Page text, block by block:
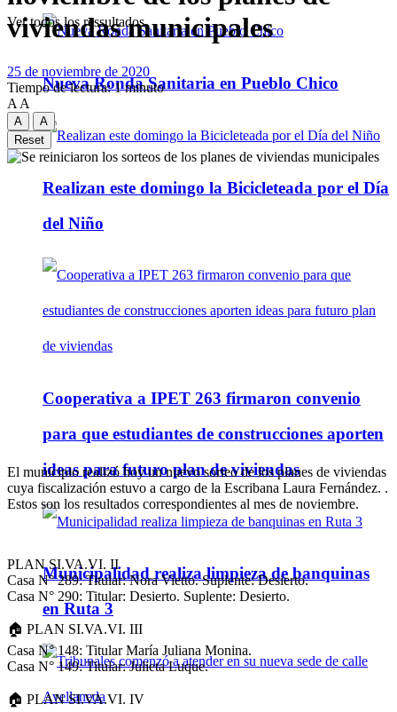
Nueva Ronda Sanitaria en Pueblo Chico
Realizan este domingo la Bicicleteada por el Día
del Niño
Cooperativa a IPET 263 firmaron convenio
para que estudiantes de construcciones aporten
ideas para futuro plan de viviendas
Municipalidad realiza limpieza de banquinas
en Ruta 3
Ver todos los ressultados
viviendas municipales
25 de noviembre de 2020
Tiempo de lectura: 1 minuto
A A
A
A
Reset
El municipio realizó hoy un nuevo sorteo de los planes de viviendas
cuya fiscalización estuvo a cargo de la Escribana Laura Fernández. .
Estos son los resultados correspondientes al mes de noviembre.
PLAN SI.VA.VI. II
Casa N° 289: Titular: Nora Vietto. Suplente: Desierto.
Casa N° 290: Titular: Desierto. Suplente: Desierto.
🏠 PLAN SI.VA.VI. III
Casa N° 148: Titular María Juliana Monina.
Casa N° 149: Titular: Julieta Luque.
🏠 PLAN SI.VA.VI. IV